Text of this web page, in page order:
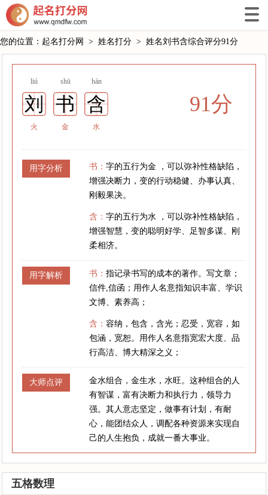
您的位置： 起名打分网 > 姓名打分 > 姓名刘书含综合评分91分
liú shū hán
刘 书 含
火 金 水
91分
用字分析 书：字的五行为金 ，可以弥补性格缺陷，
增强决断力，变的行动稳健、办事认真、
刚毅果决。
含：字的五行为水 ，可以弥补性格缺陷，
增强智慧，变的聪明好学、足智多谋、刚
柔相济。
用字解析 书：指记录书写的成本的著作。写文章；
信件,信函；用作人名意指知识丰富、学识
文博、素养高；
含：容纳，包含，含光；忍受，宽容，如
包涵，宽恕。用作人名意指宽宏大度、品
行高洁、博大精深之义；
大师点评
金水组合，金生水，水旺。这种组合的人
有智谋，富有决断力和执行力，领导力
强。其人意志坚定，做事有计划，有耐
心，能团结众人，调配各种资源来实现自
己的人生抱负，成就一番大事业。
五格数理